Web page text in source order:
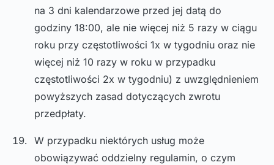
na 3 dni kalendarzowe przed jej datą do
godziny 18:00, ale nie więcej niż 5 razy w ciągu
roku przy częstotliwości 1x w tygodniu oraz nie
więcej niż 10 razy w roku w przypadku
częstotliwości 2x w tygodniu) z uwzględnieniem
powyższych zasad dotyczących zwrotu
przedpłaty.
W przypadku niektórych usług może
obowiązywać oddzielny regulamin, o czym